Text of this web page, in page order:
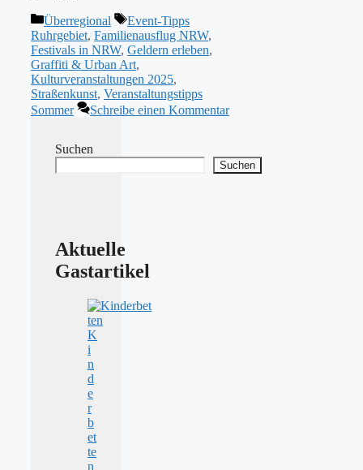
Kategorien
Überregional Schlagwörter
Event-Tipps
Ruhrgebiet, Familienausflug NRW,
Festivals in NRW, Geldern erleben,
Graffiti & Urban Art,
Kulturveranstaltungen 2025,
Straßenkunst, Veranstaltungstipps
Sommer
Schreibe einen Kommentar
Suchen
Suchen
Aktuelle
Gastartikel
K
i
n
d
e
r
b
et
te
n